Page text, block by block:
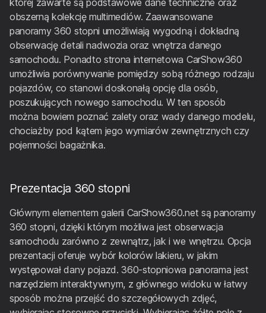
której zawarte są podstawowe dane techniczne oraz
obszerną kolekcję multimediów. Zaawansowane
panoramy 360 stopni umożliwiają wygodną i dokładną
obserwację detali nadwozia oraz wnętrza danego
samochodu. Ponadto strona internetowa CarShow360
umożliwia porównywanie pomiędzy sobą różnego rodzaju
pojazdów, co stanowi doskonałą opcję dla osób,
poszukujących nowego samochodu. W ten sposób
można bowiem poznać zalety oraz wady danego modelu,
chociażby pod kątem jego wymiarów zewnętrznych czy
pojemności bagażnika.
Prezentacja 360 stopni
Głównym elementem galerii CarShow360.net są panoramy
360 stopni, dzięki którym możliwa jest obserwacja
samochodu zarówno z zewnątrz, jak i we wnętrzu. Opcja
prezentacji oferuje wybór kolorów lakieru, w jakim
występował dany pojazd. 360-stopniowa panorama jest
narzędziem interaktywnym, z głównego widoku w łatwy
sposób można przejść do szczegółowych zdjęć,